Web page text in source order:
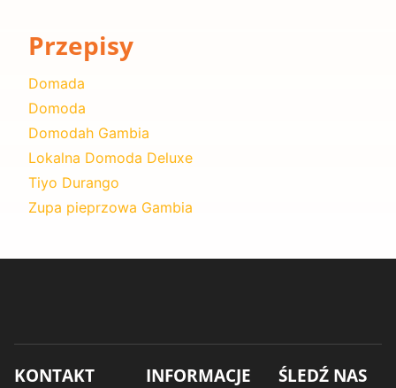
Przepisy
Domada
Domoda
Domodah Gambia
Lokalna Domoda Deluxe
Tiyo Durango
Zupa pieprzowa Gambia
KONTAKT
INFORMACJE
ŚLEDŹ NAS